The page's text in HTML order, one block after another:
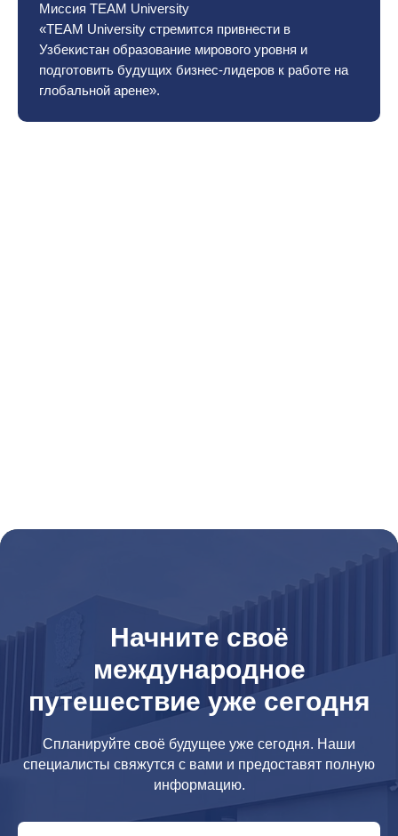
Миссия TEAM University
«TEAM University стремится привнести в
Узбекистан образование мирового уровня и
подготовить будущих бизнес-лидеров к работе на
глобальной арене».
Начните своё
международное
путешествие уже сегодня
Спланируйте своё будущее уже сегодня. Наши
специалисты свяжутся с вами и предоставят полную
информацию.